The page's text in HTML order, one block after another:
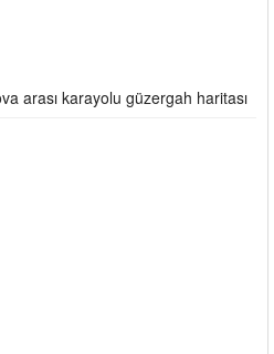
arası karayolu güzergah haritası